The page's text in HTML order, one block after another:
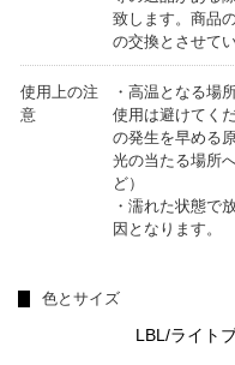
致します。商品
の交換とさせて
使用上の注
意
・高温となる場
使用は避けてく
の発生を早める
光の当たる場所
ど）
・濡れた状態で
因となります。
色とサイズ
LBL/ライト